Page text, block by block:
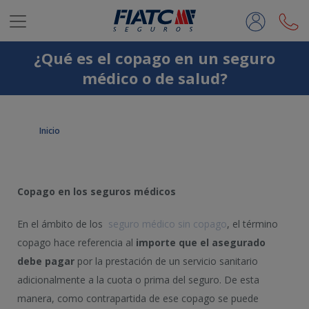
Saltar al contenido principal
¿Qué es el copago en un seguro
médico o de salud?
Inicio
Copago en los seguros médicos
En el ámbito de los seguro médico sin copago, el término
copago hace referencia al importe que el asegurado
debe pagar por la prestación de un servicio sanitario
adicionalmente a la cuota o prima del seguro. De esta
manera, como contrapartida de ese copago se puede